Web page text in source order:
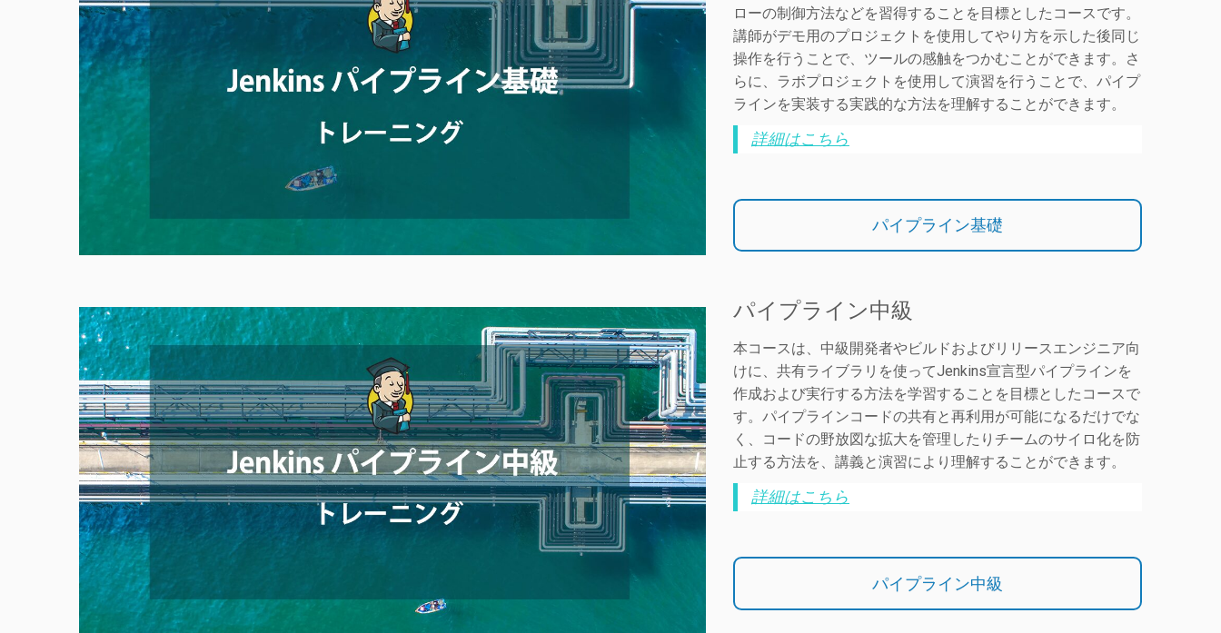
ローの制御方法などを習得することを目標としたコースです。
講師がデモ用のプロジェクトを使用してやり方を示した後同じ
操作を行うことで、ツールの感触をつかむことができます。さ
らに、ラボプロジェクトを使用して演習を行うことで、パイプ
ラインを実装する実践的な方法を理解することができます。
詳細はこちら
パイプライン基礎
パイプライン中級
本コースは、中級開発者やビルドおよびリリースエンジニア向
けに、共有ライブラリを使ってJenkins宣言型パイプラインを
作成および実行する方法を学習することを目標としたコースで
す。パイプラインコードの共有と再利用が可能になるだけでな
く、コードの野放図な拡大を管理したりチームのサイロ化を防
止する方法を、講義と演習により理解することができます。
詳細はこちら
パイプライン中級